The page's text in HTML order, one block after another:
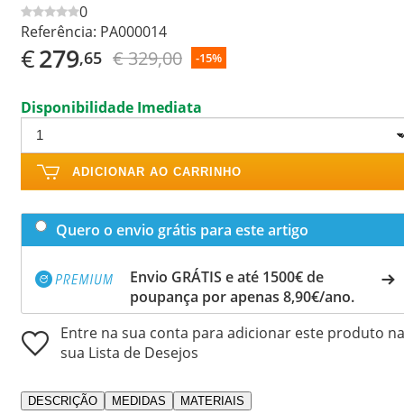
0
Referência: PA000014
€279,65 € 329,00 -15%
Disponibilidade Imediata
ADICIONAR AO CARRINHO
Quero o envio grátis para este artigo
Envio GRÁTIS e até 1500€ de
poupança por apenas 8,90€/ano.
Entre na sua conta para adicionar este produto na
sua Lista de Desejos
DESCRIÇÃO MEDIDAS MATERIAIS